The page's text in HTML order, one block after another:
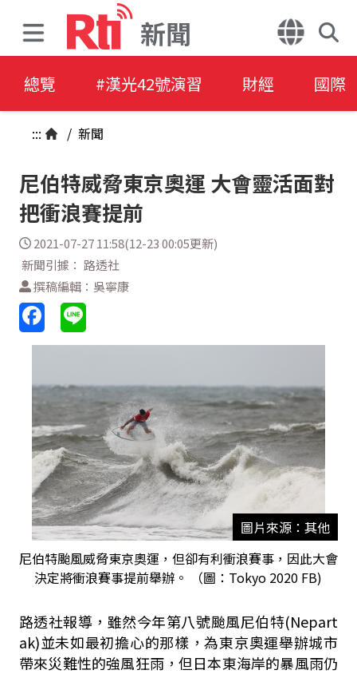
新聞
總覽 #漢光42號演習 財經 國際
::: / 新聞
尼伯特威脅東京奧運 大會靈活面對
把衝浪賽提前
2021-07-27 11:58(12-23 00:05更新)
新聞引據： 路透社
撰稿編輯：吳寧康
圖片來源：其他
尼伯特颱風威脅東京奧運，但卻有利衝浪賽事，因此大會
決定將衝浪賽事提前舉辦。 （圖：Tokyo 2020 FB)
路透社報導，雖然今年第八號颱風尼伯特(Nepart
ak)並未如最初擔心的那樣，為東京奧運舉辦城市
帶來災難性的強風狂雨，但日本東海岸的暴風雨仍